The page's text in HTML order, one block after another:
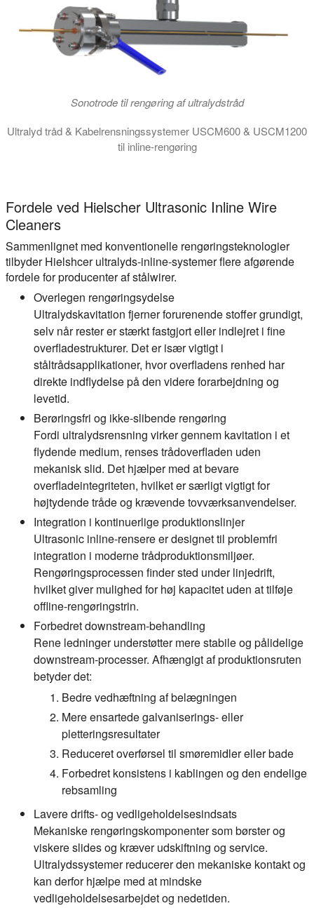
Sonotrode til rengøring af ultralydstråd
Ultralyd tråd & Kabelrensningssystemer USCM600 & USCM1200
til inline-rengøring
Fordele ved Hielscher Ultrasonic Inline Wire
Cleaners
Sammenlignet med konventionelle rengøringsteknologier
tilbyder Hielshcer ultralyds-inline-systemer flere afgørende
fordele for producenter af stålwirer.
Overlegen rengøringsydelse
Ultralydskavitation fjerner forurenende stoffer grundigt,
selv når rester er stærkt fastgjort eller indlejret i fine
overfladestrukturer. Det er især vigtigt i
ståltrådsapplikationer, hvor overfladens renhed har
direkte indflydelse på den videre forarbejdning og
levetid.
Berøringsfri og ikke-slibende rengøring
Fordi ultralydsrensning virker gennem kavitation i et
flydende medium, renses trådoverfladen uden
mekanisk slid. Det hjælper med at bevare
overfladeintegriteten, hvilket er særligt vigtigt for
højtydende tråde og krævende tovværksanvendelser.
Integration i kontinuerlige produktionslinjer
Ultrasonic inline-rensere er designet til problemfri
integration i moderne trådproduktionsmiljøer.
Rengøringsprocessen finder sted under linjedrift,
hvilket giver mulighed for høj kapacitet uden at tilføje
offline-rengøringstrin.
Forbedret downstream-behandling
Rene ledninger understøtter mere stabile og pålidelige
downstream-processer. Afhængigt af produktionsruten
betyder det:
Bedre vedhæftning af belægningen
Mere ensartede galvaniserings- eller
pletteringsresultater
Reduceret overførsel til smøremidler eller bade
Forbedret konsistens i kablingen og den endelige
rebsamling
Lavere drifts- og vedligeholdelsesindsats
Mekaniske rengøringskomponenter som børster og
viskere slides og kræver udskiftning og service.
Ultralydssystemer reducerer den mekaniske kontakt og
kan derfor hjælpe med at mindske
vedligeholdelsesarbejdet og nedetiden.